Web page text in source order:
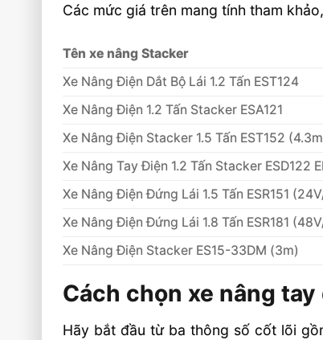
Các mức giá trên mang tính tham
Tên xe nâng Stacker
Xe Nâng Điện Dắt Bộ Lái 1.2 Tấn EST124
Xe Nâng Điện 1.2 Tấn Stacker ESA121
Xe Nâng Điện Stacker 1.5 Tấn EST152
Xe Nâng Tay Điện 1.2 Tấn Stacker ESD122
Xe Nâng Điện Đứng Lái 1.5 Tấn ESR151
Xe Nâng Điện Đứng Lái 1.8 Tấn ESR181
Xe Nâng Điện Stacker ES15-33DM (3m)
Cách chọn xe nâng
Hãy bắt đầu từ ba thông số cốt lõi